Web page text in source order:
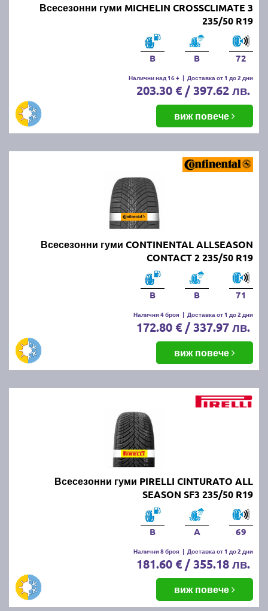
Всесезонни гуми MICHELIN CROSSCLIMATE 3
235/50 R19
B B 72
Налични над 16 + | Доставка от 1 до 2 дни
203.30 € / 397.62 лв.
виж повече
Всесезонни гуми CONTINENTAL ALLSEASON
CONTACT 2 235/50 R19
B B 71
Налични 4 броя | Доставка от 1 до 2 дни
172.80 € / 337.97 лв.
виж повече
Всесезонни гуми PIRELLI CINTURATO ALL
SEASON SF3 235/50 R19
B A 69
Налични 8 броя | Доставка от 1 до 2 дни
181.60 € / 355.18 лв.
виж повече